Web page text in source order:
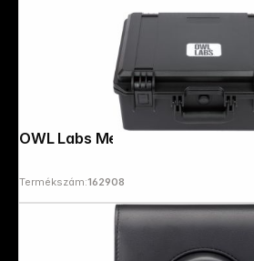
Termékszám:162908
Follow us on